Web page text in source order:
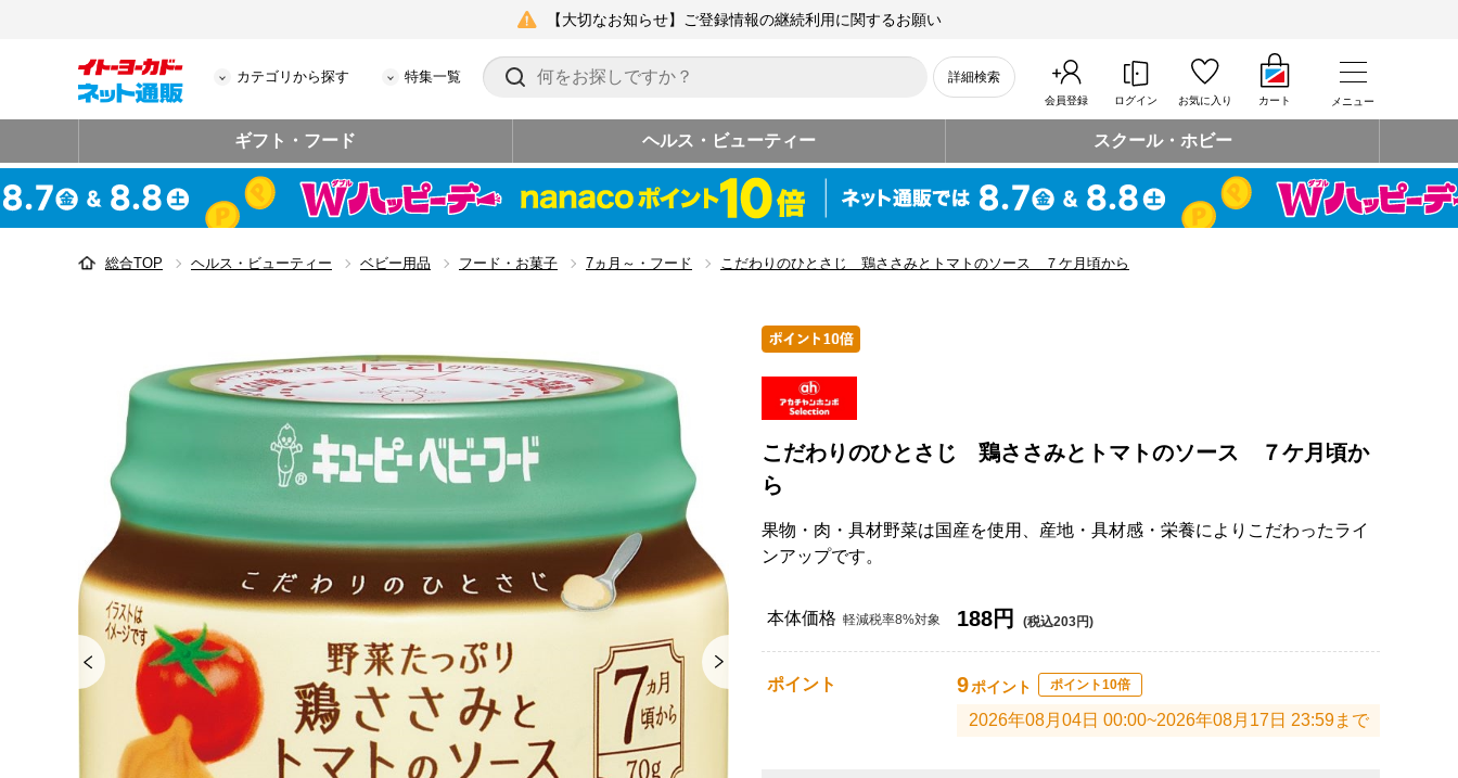
【大切なお知らせ】ご登録情報の継続利用に関するお願い
カテゴリから探す 特集一覧 詳細検索
会員登録 ログイン お気に入り カート メニュー
ギフト・フード ヘルス・ビューティー スクール・ホビー
総合TOP ヘルス・ビューティー ベビー用品 フード・お菓子 7ヵ月～・フード こだわりのひとさじ 鶏ささみとトマトのソース ７ケ月頃から
こだわりのひとさじ 鶏ささみとトマトのソース ７ケ月頃か
ら
果物・肉・具材野菜は国産を使用、産地・具材感・栄養によりこだわったライ
ンアップです。
本体価格 軽減税率8%対象 188円 (税込203円)
ポイント 9ポイント ポイント10倍
2026年08月04日 00:00~2026年08月17日 23:59まで